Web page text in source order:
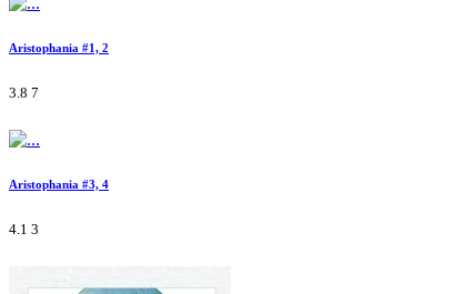
Aristophania #1, 2
3.8 7
Aristophania #3, 4
4.1 3